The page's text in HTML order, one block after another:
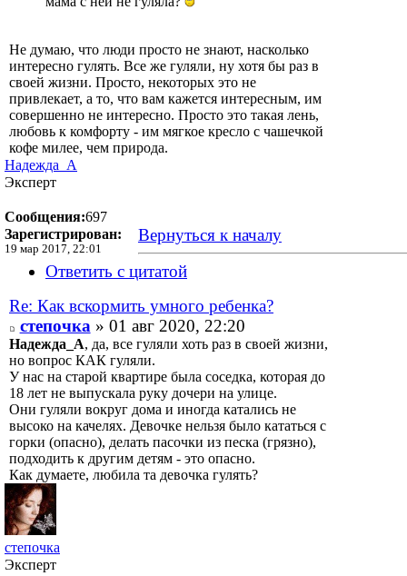
Не думаю, что люди просто не знают, насколько
интересно гулять. Все же гуляли, ну хотя бы раз в
своей жизни. Просто, некоторых это не
привлекает, а то, что вам кажется интересным, им
совершенно не интересно. Просто это такая лень,
любовь к комфорту - им мягкое кресло с чашечкой
кофе милее, чем природа.
Надежда_А
Эксперт
Сообщения:697
Зарегистрирован:
19 мар 2017, 22:01
Вернуться к началу
Ответить с цитатой
Re: Как вскормить умного ребенка?
степочка » 01 авг 2020, 22:20
Надежда_А, да, все гуляли хоть раз в своей жизни,
но вопрос КАК гуляли.
У нас на старой квартире была соседка, которая до
18 лет не выпускала руку дочери на улице.
Они гуляли вокруг дома и иногда катались не
высоко на качелях. Девочке нельзя было кататься с
горки (опасно), делать пасочки из песка (грязно),
подходить к другим детям - это опасно.
Как думаете, любила та девочка гулять?
степочка
Эксперт